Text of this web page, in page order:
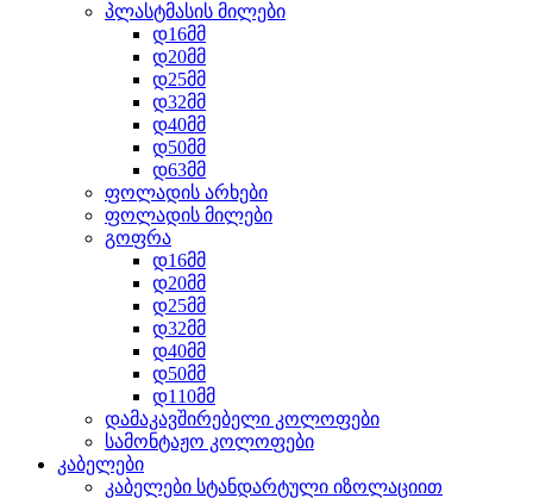
პლასტმასის მილები
დ16მმ
დ20მმ
დ25მმ
დ32მმ
დ40მმ
დ50მმ
დ63მმ
ფოლადის არხები
ფოლადის მილები
გოფრა
დ16მმ
დ20მმ
დ25მმ
დ32მმ
დ40მმ
დ50მმ
დ110მმ
დამაკავშირებელი კოლოფები
სამონტაჟო კოლოფები
კაბელები
კაბელები სტანდარტული იზოლაციით